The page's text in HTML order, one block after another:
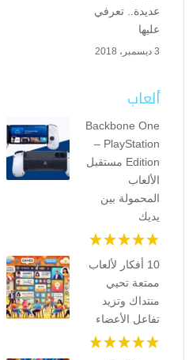
عديدة.. تعرفي
عليها
3 ديسمبر، 2018
ألعاب
Backbone One
– PlayStation
Edition مستقبل
الألعاب
المحمولة بين
يديك
10 أفكار لألعاب
ممتعة تحيي
منتداك وتزيد
تفاعل الأعضاء